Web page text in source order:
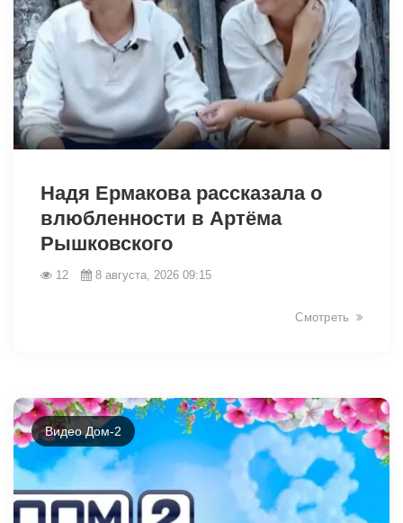
Надя Ермакова рассказала о
влюбленности в Артёма
Рышковского
12 8 августа, 2026 09:15
Смотреть
Видео Дом-2